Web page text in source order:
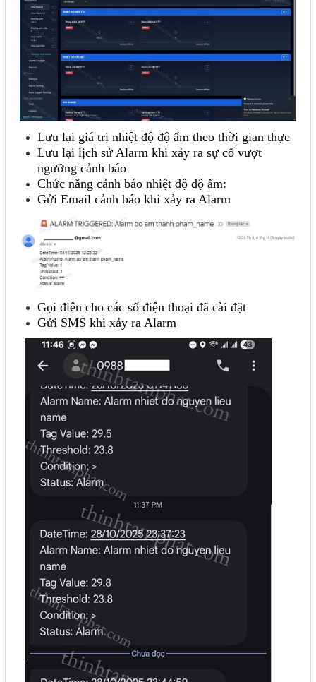
Lưu lại giá trị nhiệt độ độ ẩm theo thời gian thực
Lưu lại lịch sử Alarm khi xảy ra sự cố vượt
ngưỡng cảnh báo
Chức năng cảnh báo nhiệt độ độ ẩm:
Gửi Email cảnh báo khi xảy ra Alarm
Gọi điện cho các số điện thoại đã cài đặt
Gửi SMS khi xảy ra Alarm